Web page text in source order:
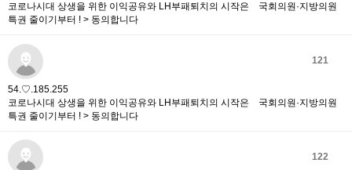
코로나시대 상생을 위한 이익공유와 LH부패퇴치의 시작은 국회의원·지방의원
특권 줄이기부터 ! > 동의합니다
121
54.♡.185.255
코로나시대 상생을 위한 이익공유와 LH부패퇴치의 시작은 국회의원·지방의원
특권 줄이기부터 ! > 동의합니다
122